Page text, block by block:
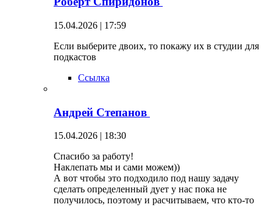
15.04.2026 | 17:59
Если выберите двоих, то покажу их в студии для
подкастов
Ссылка
Андрей Степанов
15.04.2026 | 18:30
Спасибо за работу!
Наклепать мы и сами можем))
А вот чтобы это подходило под нашу задачу
сделать определенный дует у нас пока не
получилось, поэтому и расчитываем, что кто-то